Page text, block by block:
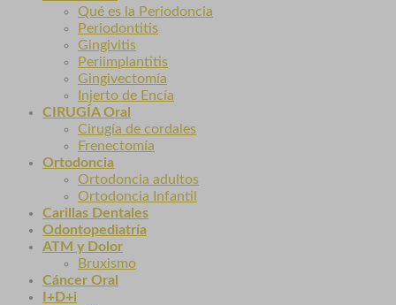
Qué es la Periodoncia
Periodontitis
Gingivitis
Periimplantitis
Gingivectomía
Injerto de Encía
CIRUGÍA Oral
Cirugía de cordales
Frenectomía
Ortodoncia
Ortodoncia adultos
Ortodoncia Infantil
Carillas Dentales
Odontopediatría
ATM y Dolor
Bruxismo
Cáncer Oral
I+D+i